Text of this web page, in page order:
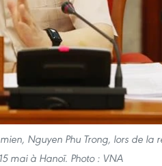
Nguyen Phu Trong, lors de la
mai à Hanoï. Photo : VNA